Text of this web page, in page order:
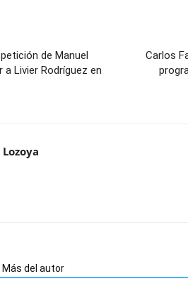
de Manuel
Livier Rodríguez en
Carlos
Lozoya
Más del autor